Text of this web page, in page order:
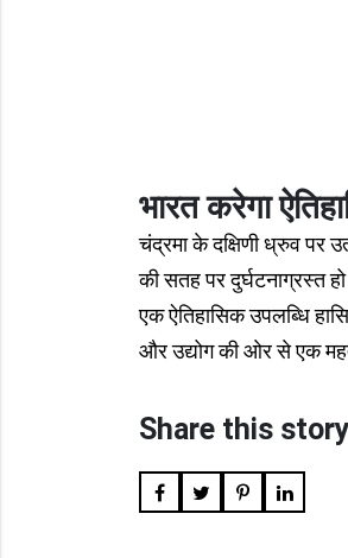
भारत करेगा
चंद्रमा के दक्षिणी ध्रुव पर
की सतह पर दुर्घटनाग्रस्त
एक ऐतिहासिक उपलब्धि
और उद्योग की ओर से एक
Share this story